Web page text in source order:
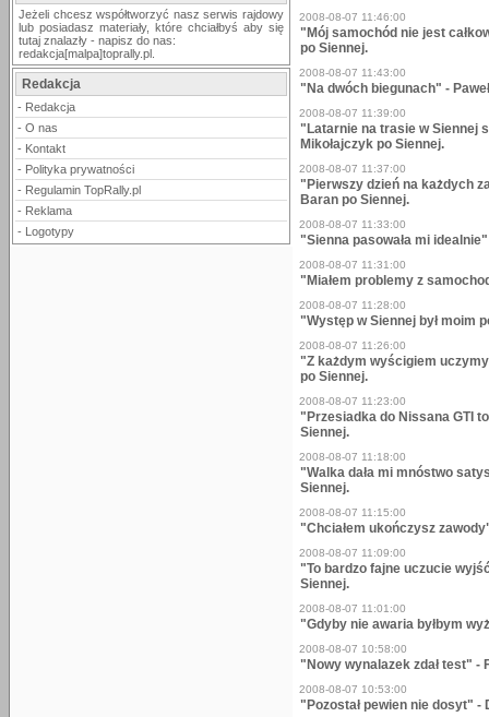
Jeżeli chcesz współtworzyć nasz serwis rajdowy
lub posiadasz materiały, które chciałbyś aby się
tutaj znalazły - napisz do nas:
redakcja[malpa]toprally.pl.
Redakcja
- Redakcja
- O nas
- Kontakt
- Polityka prywatności
- Regulamin TopRally.pl
- Reklama
- Logotypy
2008-08-07 11:46:00
"Mój samochód nie jest
po Siennej.
2008-08-07 11:43:00
"Na dwóch biegunach" -
2008-08-07 11:39:00
"Latarnie na trasie w Siennej
Mikołajczyk po Siennej.
2008-08-07 11:37:00
"Pierwszy dzień na każdych
Baran po Siennej.
2008-08-07 11:33:00
"Sienna pasowała mi
2008-08-07 11:31:00
"Miałem problemy z
2008-08-07 11:28:00
"Występ w Siennej był moim
2008-08-07 11:26:00
"Z każdym wyścigiem
po Siennej.
2008-08-07 11:23:00
"Przesiadka do Nissana GTI
Siennej.
2008-08-07 11:18:00
"Walka dała mi mnóstwo
Siennej.
2008-08-07 11:15:00
"Chciałem ukończysz
2008-08-07 11:09:00
"To bardzo fajne uczucie
Siennej.
2008-08-07 11:01:00
"Gdyby nie awaria byłbym
2008-08-07 10:58:00
"Nowy wynalazek zdał test" -
2008-08-07 10:53:00
"Pozostał pewien nie dosyt"